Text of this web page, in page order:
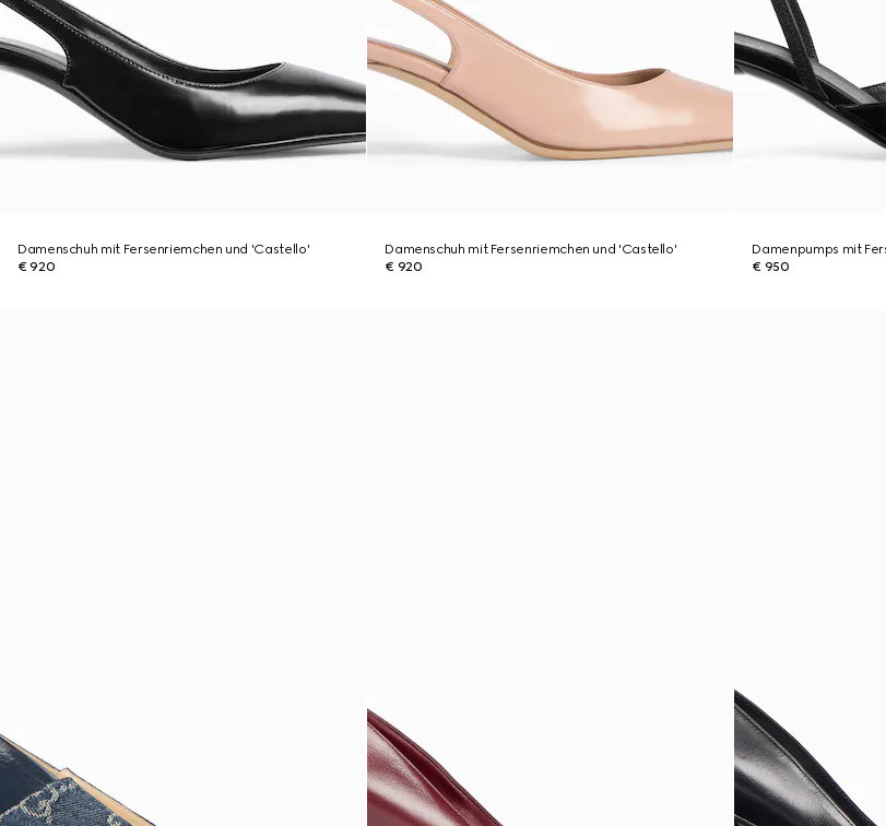
Damenschuh mit Fersenriemchen und 'Castello'
€ 920
Damenschuh mit Fersenriemchen und 'Castello'
€ 920
Damenpumps mit
€ 950